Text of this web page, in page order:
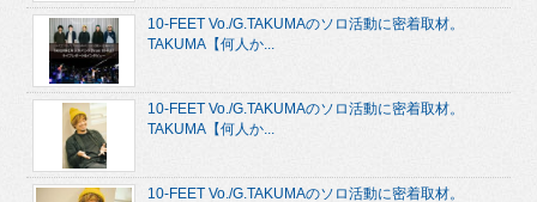
10-FEET Vo./G.TAKUMAのソロ活動に密着取材。
TAKUMA【何人か...
10-FEET Vo./G.TAKUMAのソロ活動に密着取材。
TAKUMA【何人か...
10-FEET Vo./G.TAKUMAのソロ活動に密着取材。